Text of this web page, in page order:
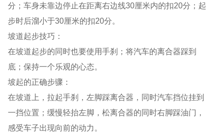
分；车身未靠边停止在距离右边线30厘米内的扣20分；起
步时后溜小于30厘米的扣20分。
坡道起步技巧：
在坡道起步的同时也要使用手刹；将汽车的离合器踩到
底；保持一个乐观的心态。
坡起的正确步骤：
在坡道上，拉起手刹，左脚踩离合器，同时汽车挡位挂到
一挡位置；缓慢轻抬左脚，松离合器的同时右脚踩油门，
感受车子出现向前的动力。